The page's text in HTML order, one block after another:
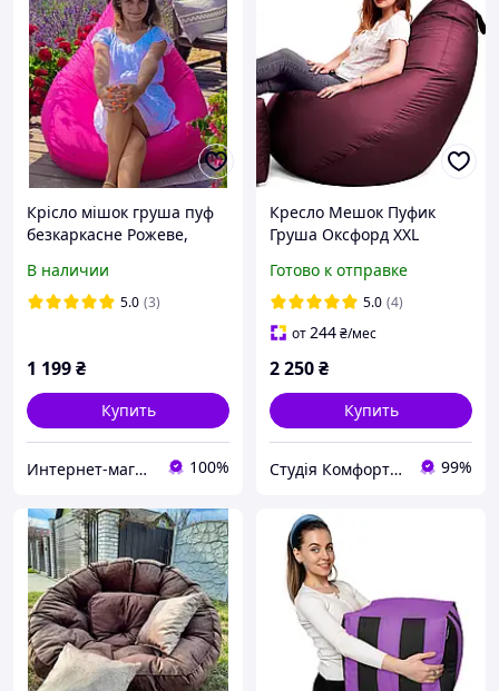
Крісло мішок груша пуф
безкаркасне Рожеве,
бескаркасное Розовое XL
120х85 см
В наличии
5.0 (3)
1 199₴
Купить
Интернет-магазин "Podarex" 100%
Кресло Мешок Пуфик
Груша Оксфорд XXL
Бордовый
Готово к отправке
5.0 (4)
от244₴/мес
2 250₴
Купить
Студія Комфорту - крісла мішки, лежанки для собак, тканини та фурнітура 99%